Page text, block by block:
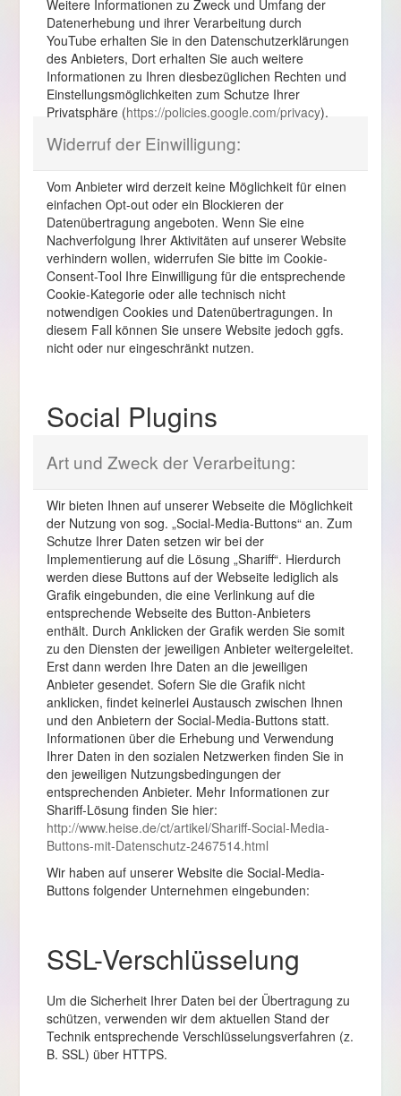
Weitere Informationen zu Zweck und Umfang der
Datenerhebung und ihrer Verarbeitung durch
YouTube erhalten Sie in den Datenschutzerklärungen
des Anbieters, Dort erhalten Sie auch weitere
Informationen zu Ihren diesbezüglichen Rechten und
Einstellungsmöglichkeiten zum Schutze Ihrer
Privatsphäre (https://policies.google.com/privacy).
Widerruf der Einwilligung:
Vom Anbieter wird derzeit keine Möglichkeit für einen
einfachen Opt-out oder ein Blockieren der
Datenübertragung angeboten. Wenn Sie eine
Nachverfolgung Ihrer Aktivitäten auf unserer Website
verhindern wollen, widerrufen Sie bitte im Cookie-
Consent-Tool Ihre Einwilligung für die entsprechende
Cookie-Kategorie oder alle technisch nicht
notwendigen Cookies und Datenübertragungen. In
diesem Fall können Sie unsere Website jedoch ggfs.
nicht oder nur eingeschränkt nutzen.
Social Plugins
Art und Zweck der Verarbeitung:
Wir bieten Ihnen auf unserer Webseite die Möglichkeit
der Nutzung von sog. „Social-Media-Buttons“ an. Zum
Schutze Ihrer Daten setzen wir bei der
Implementierung auf die Lösung „Shariff“. Hierdurch
werden diese Buttons auf der Webseite lediglich als
Grafik eingebunden, die eine Verlinkung auf die
entsprechende Webseite des Button-Anbieters
enthält. Durch Anklicken der Grafik werden Sie somit
zu den Diensten der jeweiligen Anbieter weitergeleitet.
Erst dann werden Ihre Daten an die jeweiligen
Anbieter gesendet. Sofern Sie die Grafik nicht
anklicken, findet keinerlei Austausch zwischen Ihnen
und den Anbietern der Social-Media-Buttons statt.
Informationen über die Erhebung und Verwendung
Ihrer Daten in den sozialen Netzwerken finden Sie in
den jeweiligen Nutzungsbedingungen der
entsprechenden Anbieter. Mehr Informationen zur
Shariff-Lösung finden Sie hier:
http://www.heise.de/ct/artikel/Shariff-Social-Media-
Buttons-mit-Datenschutz-2467514.html
Wir haben auf unserer Website die Social-Media-
Buttons folgender Unternehmen eingebunden:
SSL-Verschlüsselung
Um die Sicherheit Ihrer Daten bei der Übertragung zu
schützen, verwenden wir dem aktuellen Stand der
Technik entsprechende Verschlüsselungsverfahren (z.
B. SSL) über HTTPS.